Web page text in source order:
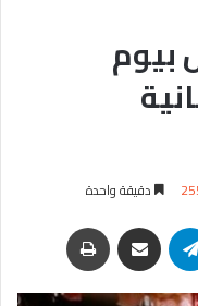
بيوم
دقيقة واحدة